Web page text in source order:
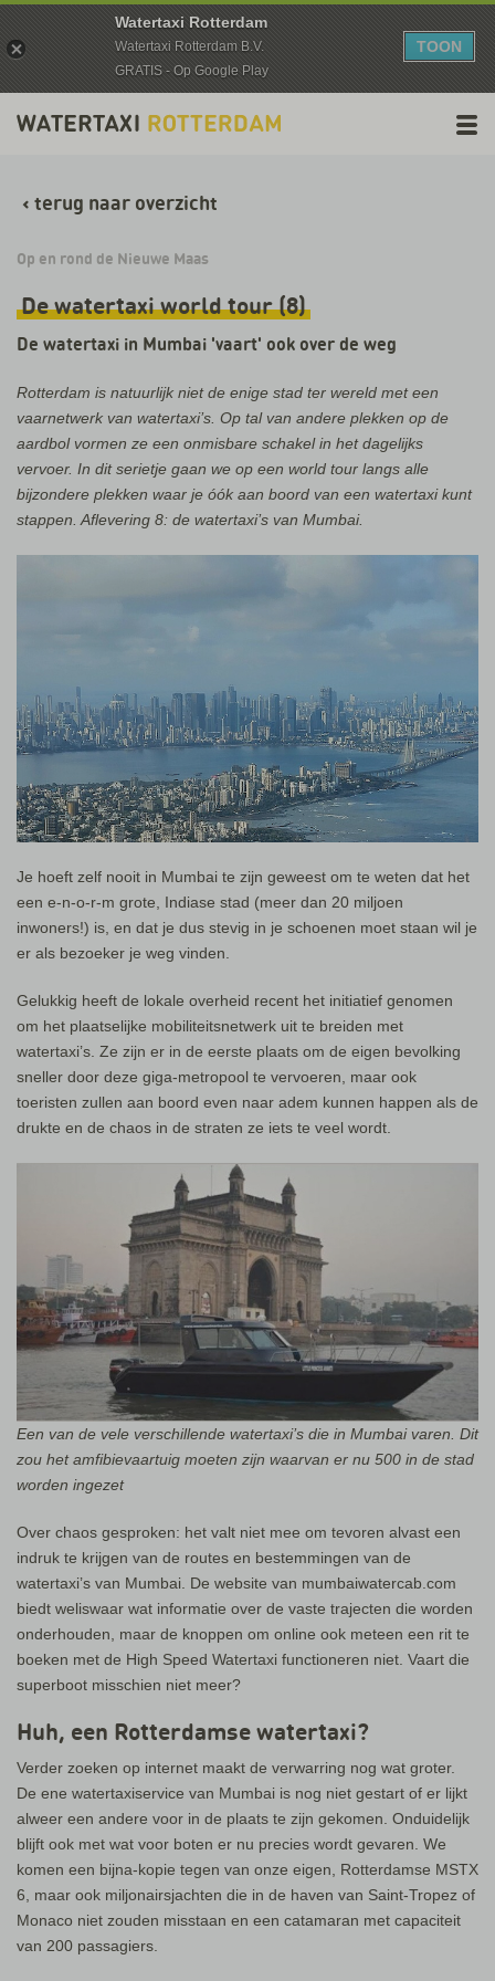
‹ terug naar overzicht
Op en rond de Nieuwe Maas
De watertaxi world tour (8)
De watertaxi in Mumbai 'vaart' ook over de weg
Rotterdam is natuurlijk niet de enige stad ter wereld met een
vaarnetwerk van watertaxi’s. Op tal van andere plekken op de
aardbol vormen ze een onmisbare schakel in het dagelijks
vervoer. In dit serietje gaan we op een world tour langs alle
bijzondere plekken waar je óók aan boord van een watertaxi kunt
stappen. Aflevering 8: de watertaxi’s van Mumbai.
Je hoeft zelf nooit in Mumbai te zijn geweest om te weten dat het
een e-n-o-r-m grote, Indiase stad (meer dan 20 miljoen
inwoners!) is, en dat je dus stevig in je schoenen moet staan wil je
er als bezoeker je weg vinden.
Gelukkig heeft de lokale overheid recent het initiatief genomen
om het plaatselijke mobiliteitsnetwerk uit te breiden met
watertaxi’s. Ze zijn er in de eerste plaats om de eigen bevolking
sneller door deze giga-metropool te vervoeren, maar ook
toeristen zullen aan boord even naar adem kunnen happen als de
drukte en de chaos in de straten ze iets te veel wordt.
Een van de vele verschillende watertaxi’s die in Mumbai varen. Dit
zou het amfibievaartuig moeten zijn waarvan er nu 500 in de stad
worden ingezet
Over chaos gesproken: het valt niet mee om tevoren alvast een
indruk te krijgen van de routes en bestemmingen van de
watertaxi’s van Mumbai. De website van mumbaiwatercab.com
biedt weliswaar wat informatie over de vaste trajecten die worden
onderhouden, maar de knoppen om online ook meteen een rit te
boeken met de High Speed Watertaxi functioneren niet. Vaart die
superboot misschien niet meer?
Huh, een Rotterdamse watertaxi?
Verder zoeken op internet maakt de verwarring nog wat groter.
De ene watertaxiservice van Mumbai is nog niet gestart of er lijkt
alweer een andere voor in de plaats te zijn gekomen. Onduidelijk
blijft ook met wat voor boten er nu precies wordt gevaren. We
komen een bijna-kopie tegen van onze eigen, Rotterdamse MSTX
6, maar ook miljonairsjachten die in de haven van Saint-Tropez of
Monaco niet zouden misstaan en een catamaran met capaciteit
van 200 passagiers.
Watertaxi Rotterdam
Watertaxi Rotterdam B.V.
GRATIS - Op Google Play
TOON